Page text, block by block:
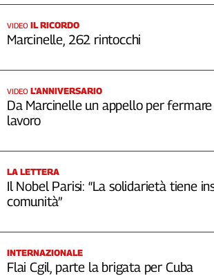
VIDEO IL RICORDO
Marcinelle, 262 rintocchi
VIDEO L'ANNIVERSARIO
Da Marcinelle un appello per
lavoro
LA LETTERA
Il Nobel Parisi: “La solidarietà tiene
comunità”
INTERNAZIONALE
Flai Cgil, parte la brigata per Cuba